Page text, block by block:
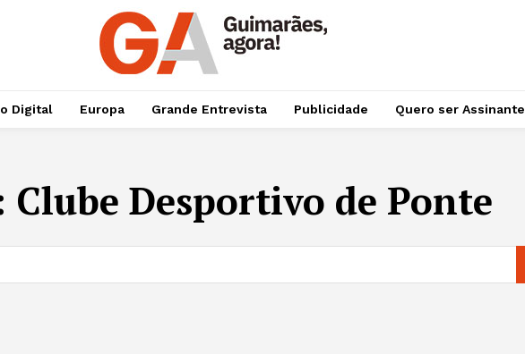
Digital Europa Grande Entrevista Publicidade Quero ser Assinante
Clube Desportivo de Ponte